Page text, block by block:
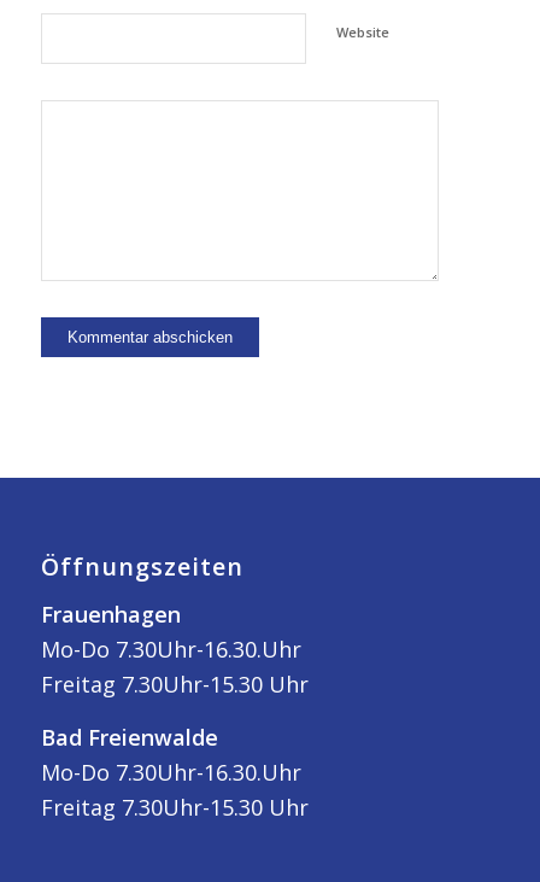
Website
Öffnungszeiten
Frauenhagen
Mo-Do 7.30Uhr-16.30.Uhr
Freitag 7.30Uhr-15.30 Uhr
Bad Freienwalde
Mo-Do 7.30Uhr-16.30.Uhr
Freitag 7.30Uhr-15.30 Uhr